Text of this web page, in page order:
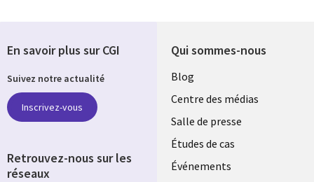
Qui sommes-nous
Useful
links
LUXEMBOURG
Blog
Centre des médias
Salle de presse
Études de cas
Événements
En savoir plus sur CGI
Suivez notre actualité
Inscrivez-vous
Retrouvez-nous sur les
réseaux